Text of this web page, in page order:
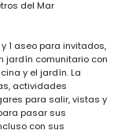
del Mar
1 aseo para invitados,
jardín comunitario con
y el jardín. La
actividades
para salir, vistas y
pasar sus
con sus